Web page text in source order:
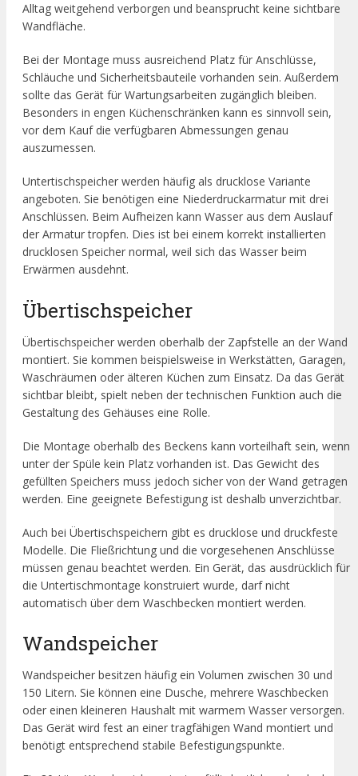
Alltag weitgehend verborgen und beansprucht keine sichtbare
Wandfläche.
Bei der Montage muss ausreichend Platz für Anschlüsse,
Schläuche und Sicherheitsbauteile vorhanden sein. Außerdem
sollte das Gerät für Wartungsarbeiten zugänglich bleiben.
Besonders in engen Küchenschränken kann es sinnvoll sein,
vor dem Kauf die verfügbaren Abmessungen genau
auszumessen.
Untertischspeicher werden häufig als drucklose Variante
angeboten. Sie benötigen eine Niederdruckarmatur mit drei
Anschlüssen. Beim Aufheizen kann Wasser aus dem Auslauf
der Armatur tropfen. Dies ist bei einem korrekt installierten
drucklosen Speicher normal, weil sich das Wasser beim
Erwärmen ausdehnt.
Übertischspeicher
Übertischspeicher werden oberhalb der Zapfstelle an der Wand
montiert. Sie kommen beispielsweise in Werkstätten, Garagen,
Waschräumen oder älteren Küchen zum Einsatz. Da das Gerät
sichtbar bleibt, spielt neben der technischen Funktion auch die
Gestaltung des Gehäuses eine Rolle.
Die Montage oberhalb des Beckens kann vorteilhaft sein, wenn
unter der Spüle kein Platz vorhanden ist. Das Gewicht des
gefüllten Speichers muss jedoch sicher von der Wand getragen
werden. Eine geeignete Befestigung ist deshalb unverzichtbar.
Auch bei Übertischspeichern gibt es drucklose und druckfeste
Modelle. Die Fließrichtung und die vorgesehenen Anschlüsse
müssen genau beachtet werden. Ein Gerät, das ausdrücklich für
die Untertischmontage konstruiert wurde, darf nicht
automatisch über dem Waschbecken montiert werden.
Wandspeicher
Wandspeicher besitzen häufig ein Volumen zwischen 30 und
150 Litern. Sie können eine Dusche, mehrere Waschbecken
oder einen kleineren Haushalt mit warmem Wasser versorgen.
Das Gerät wird fest an einer tragfähigen Wand montiert und
benötigt entsprechend stabile Befestigungspunkte.